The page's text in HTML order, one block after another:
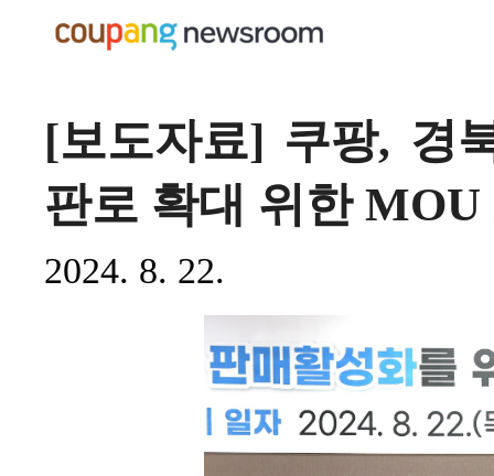
[보도자료] 쿠팡, 경
판로 확대 위한 MOU
2024. 8. 22.